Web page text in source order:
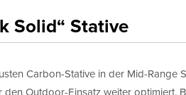
Solid“ Stative
Carbon-Stative in der Mid-Range
Outdoor-Einsatz weiter optimiert.